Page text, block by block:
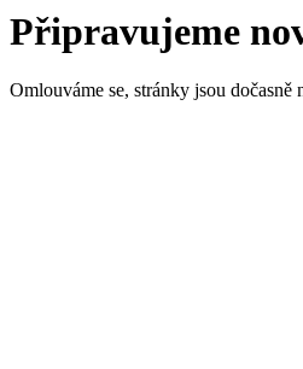
Připravujeme
Omlouváme se, stránky jsou dočasně